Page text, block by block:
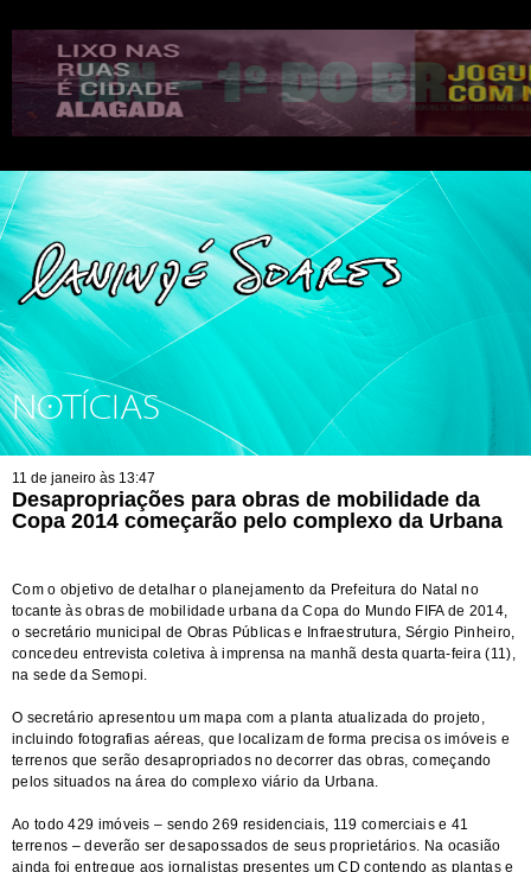
NOTÍCIAS
11 de janeiro às 13:47
Desapropriações para obras de mobilidade da
Copa 2014 começarão pelo complexo da Urbana
Com o objetivo de detalhar o planejamento da Prefeitura do Natal no
tocante às obras de mobilidade urbana da Copa do Mundo FIFA de 2014,
o secretário municipal de Obras Públicas e Infraestrutura, Sérgio Pinheiro,
concedeu entrevista coletiva à imprensa na manhã desta quarta-feira (11),
na sede da Semopi.
O secretário apresentou um mapa com a planta atualizada do projeto,
incluindo fotografias aéreas, que localizam de forma precisa os imóveis e
terrenos que serão desapropriados no decorrer das obras, começando
pelos situados na área do complexo viário da Urbana.
Ao todo 429 imóveis – sendo 269 residenciais, 119 comerciais e 41
terrenos – deverão ser desapossados de seus proprietários. Na ocasião
ainda foi entregue aos jornalistas presentes um CD contendo as plantas e